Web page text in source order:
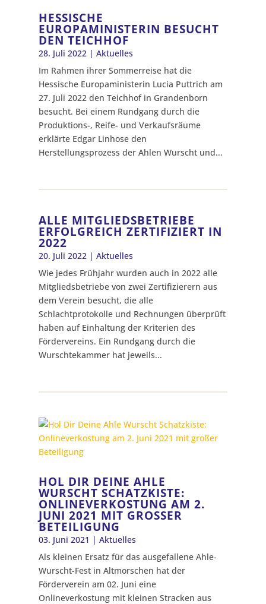
HESSISCHE
EUROPAMINISTERIN BESUCHT
DEN TEICHHOF
28. Juli 2022| Aktuelles
Im Rahmen ihrer Sommerreise hat die
Hessische Europaministerin Lucia Puttrich am
27. Juli 2022 den Teichhof in Grandenborn
besucht. Bei einem Rundgang durch die
Produktions-, Reife- und Verkaufsräume
erklärte Edgar Linhose den
Herstellungsprozess der Ahlen Wurscht und...
ALLE MITGLIEDSBETRIEBE
ERFOLGREICH ZERTIFIZIERT IN
2022
20. Juli 2022| Aktuelles
Wie jedes Frühjahr wurden auch in 2022 alle
Mitgliedsbetriebe von zwei Zertifizierern aus
dem Verein besucht, die alle
Schlachtprotokolle und Rechnungen überprüft
haben auf Einhaltung der Kriterien des
Fördervereins. Ein Rundgang durch die
Wurschtekammer hat jeweils...
HOL DIR DEINE AHLE
WURSCHT SCHATZKISTE:
ONLINEVERKOSTUNG AM 2.
JUNI 2021 MIT GROSSER B
ETEILIGUNG
03. Juni 2021 | Aktuelles
Als kleinen Ersatz für das ausgefallene Ahle-
Wurscht-Fest in Altmorschen hat der
Förderverein am 02. Juni eine
Onlineverkostung mit kleinen Stracken aus